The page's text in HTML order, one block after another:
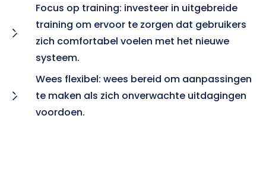
Focus op training: investeer in uitgebreide
training om ervoor te zorgen dat gebruikers
zich comfortabel voelen met het nieuwe
systeem.
Wees flexibel: wees bereid om aanpassingen
te maken als zich onverwachte uitdagingen
voordoen.